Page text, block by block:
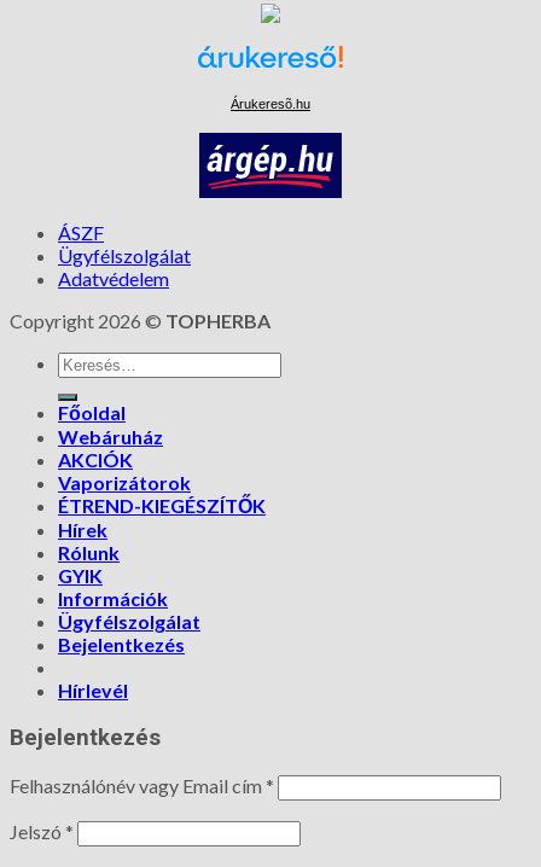
Árukeresõ.hu
ÁSZF
Ügyfélszolgálat
Adatvédelem
Copyright 2026 © TOPHERBA
Főoldal
Webáruház
AKCIÓK
Vaporizátorok
ÉTREND-KIEGÉSZÍTŐK
Hírek
Rólunk
GYIK
Információk
Ügyfélszolgálat
Bejelentkezés
Hírlevél
Bejelentkezés
Felhasználónév vagy Email cím *
Jelszó *